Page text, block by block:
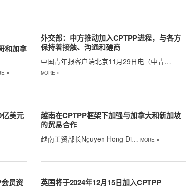
外交部：中方推动加入CPTPP进程，与各方
保持着接触、沟通和磋商
中国青年报客户端北京11月29日电（中青…
MORE »
和加拿
»
美元
越南在CPTPP框架下加强与加拿大和新加坡
的贸易合作
越南工贸部长Nguyen Hong Di…MORE »
员资
英国将于2024年12月15日加入CPTPP